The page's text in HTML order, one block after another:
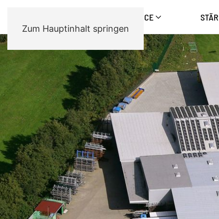
Zum Hauptinhalt springen
SERVICE